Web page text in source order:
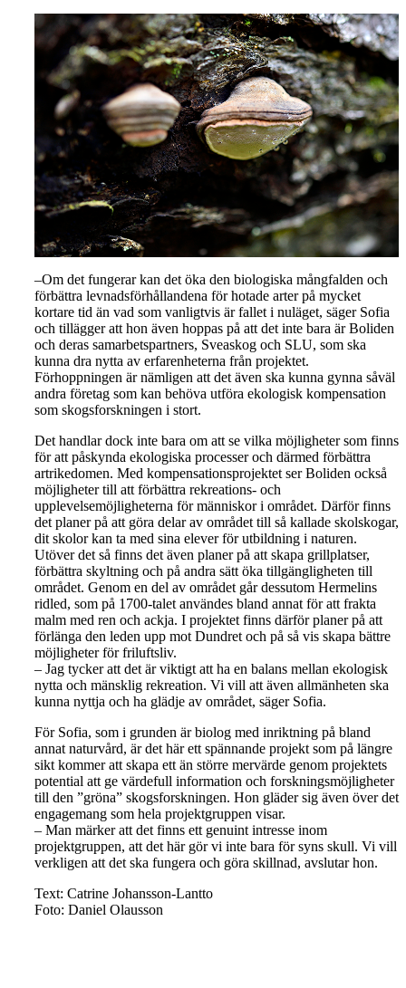
–Om det fungerar kan det öka den biologiska mångfalden och
förbättra levnadsförhållandena för hotade arter på mycket
kortare tid än vad som vanligtvis är fallet i nuläget, säger Sofia
och tillägger att hon även hoppas på att det inte bara är Boliden
och deras samarbetspartners, Sveaskog och SLU, som ska
kunna dra nytta av erfarenheterna från projektet.
Förhoppningen är nämligen att det även ska kunna gynna såväl
andra företag som kan behöva utföra ekologisk kompensation
som skogsforskningen i stort.
Det handlar dock inte bara om att se vilka möjligheter som finns
för att påskynda ekologiska processer och därmed förbättra
artrikedomen. Med kompensationsprojektet ser Boliden också
möjligheter till att förbättra rekreations- och
upplevelsemöjligheterna för människor i området. Därför finns
det planer på att göra delar av området till så kallade skolskogar,
dit skolor kan ta med sina elever för utbildning i naturen.
Utöver det så finns det även planer på att skapa grillplatser,
förbättra skyltning och på andra sätt öka tillgängligheten till
området. Genom en del av området går dessutom Hermelins
ridled, som på 1700-talet användes bland annat för att frakta
malm med ren och ackja. I projektet finns därför planer på att
förlänga den leden upp mot Dundret och på så vis skapa bättre
möjligheter för friluftsliv.
– Jag tycker att det är viktigt att ha en balans mellan ekologisk
nytta och mänsklig rekreation. Vi vill att även allmänheten ska
kunna nyttja och ha glädje av området, säger Sofia.
För Sofia, som i grunden är biolog med inriktning på bland
annat naturvård, är det här ett spännande projekt som på längre
sikt kommer att skapa ett än större mervärde genom projektets
potential att ge värdefull information och forskningsmöjligheter
till den ”gröna” skogsforskningen. Hon gläder sig även över det
engagemang som hela projektgruppen visar.
– Man märker att det finns ett genuint intresse inom
projektgruppen, att det här gör vi inte bara för syns skull. Vi vill
verkligen att det ska fungera och göra skillnad, avslutar hon.
Text: Catrine Johansson-Lantto
Foto: Daniel Olausson